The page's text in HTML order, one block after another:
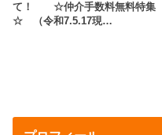
て！ ☆仲介手数料無料特集
☆ （令和7.5.17現…